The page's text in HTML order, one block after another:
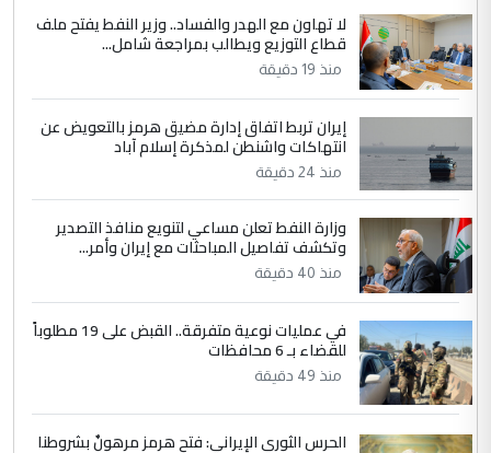
الاستماع للمدير ومغرفة ...
الموضوع :
وزير الصحة يعفي مدير مستشفى الكرخ
العام في بغداد
4
التعليق : واحد من عصابة علي ماما يسقط
جنسية الرافد الثالث للعراق ومن اصول عريقة
ابا فرات ...
الموضوع :
الجواهري يرد على صدام حسين سل
مضجعيك يابن الزنا (نص كامل)
5 سردار
التعليق : واحد من عصابة علي ماما يسقط
جنسية الرافد الثالث للعراق ومن اصول عريقة
لا تهاون مع الهدر والفساد.. وزير النفط يفتح ملف
قطاع التوزيع ويطالب بمراجعة شامل...
منذ 19 دقيقة
إيران تربط اتفاق إدارة مضيق هرمز بالتعويض عن
انتهاكات واشنطن لمذكرة إسلام آباد
منذ 24 دقيقة
وزارة النفط تعلن مساعي لتنويع منافذ التصدير
وتكشف تفاصيل المباحثات مع إيران وأمر...
منذ 40 دقيقة
في عمليات نوعية متفرقة.. القبض على 19 مطلوباً
للقضاء بـ 6 محافظات
منذ 49 دقيقة
الحرس الثوري الإيراني: فتح هرمز مرهونٌ بشروطنا